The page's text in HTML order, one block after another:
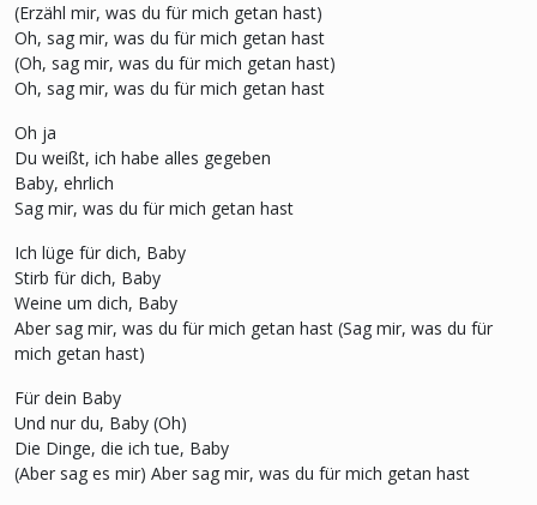
(Erzähl mir, was du für mich getan hast)
Oh, sag mir, was du für mich getan hast
(Oh, sag mir, was du für mich getan hast)
Oh, sag mir, was du für mich getan hast
Oh ja
Du weißt, ich habe alles gegeben
Baby, ehrlich
Sag mir, was du für mich getan hast
Ich lüge für dich, Baby
Stirb für dich, Baby
Weine um dich, Baby
Aber sag mir, was du für mich getan hast (Sag mir, was du für
mich getan hast)
Für dein Baby
Und nur du, Baby (Oh)
Die Dinge, die ich tue, Baby
(Aber sag es mir) Aber sag mir, was du für mich getan hast